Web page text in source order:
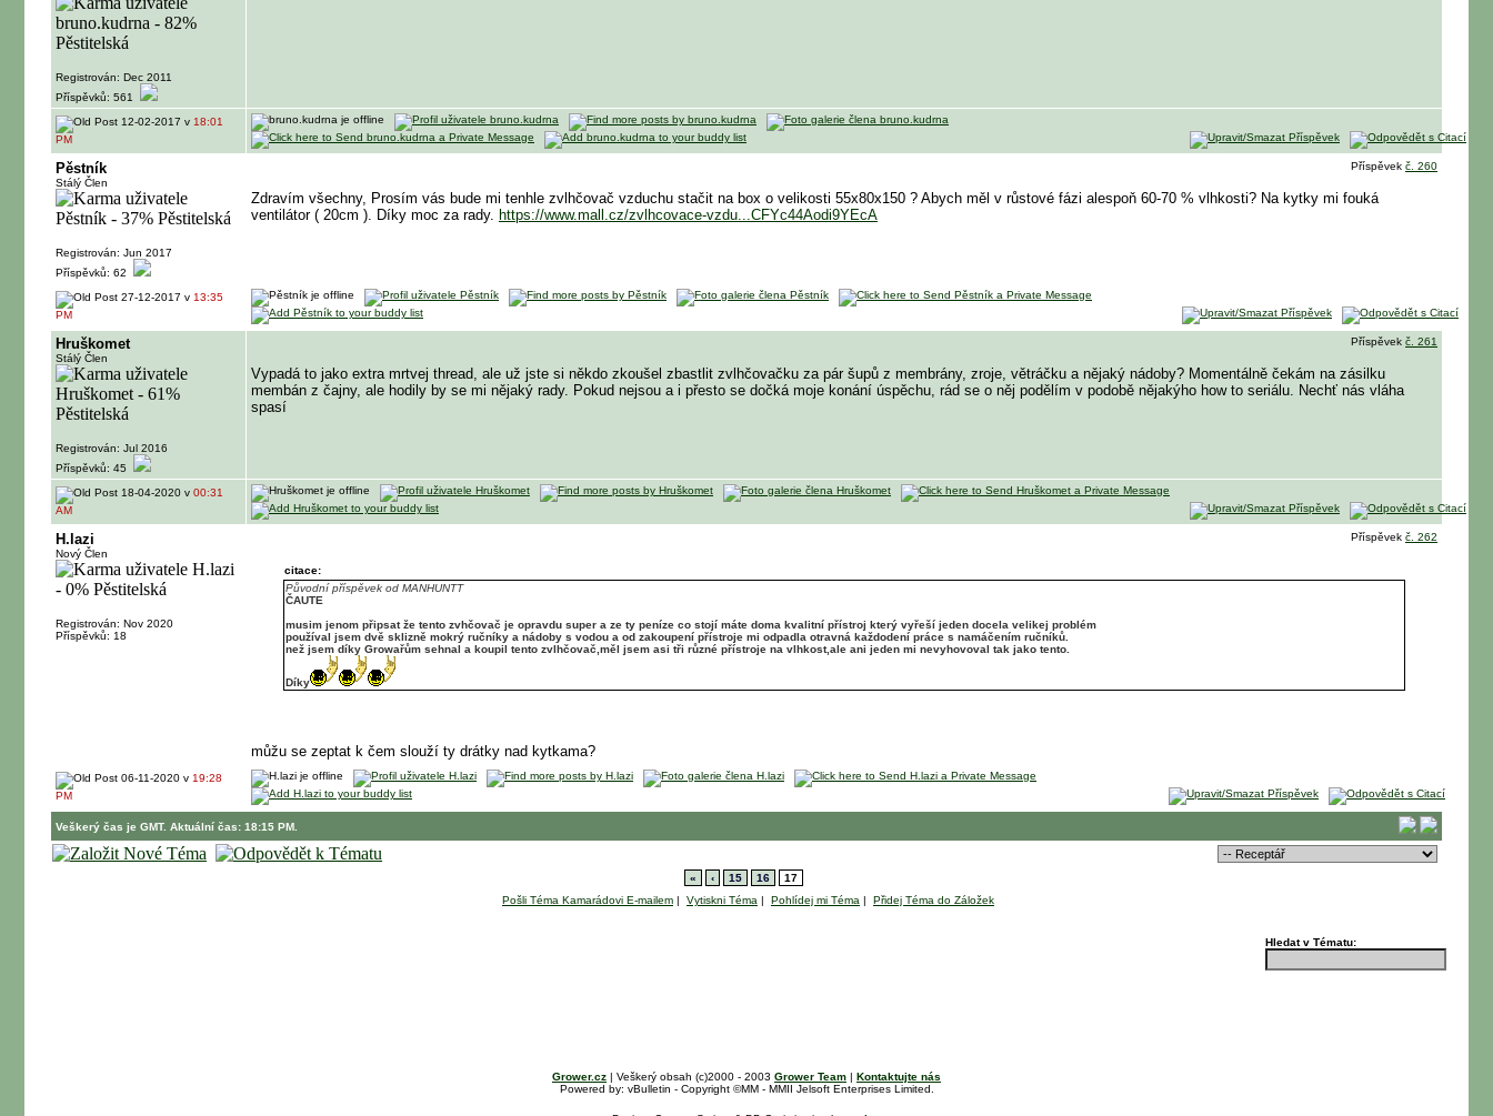
Registrován: Dec 2011
Příspěvků: 561
12-02-2017 v 18:01
PM
Pěstník
Stálý Člen
Registrován: Jun 2017
Příspěvků: 62
Příspěvek č. 260
Zdravím všechny, Prosím vás bude mi tenhle zvlhčovač vzduchu stačit na box o velikosti 55x80x150 ? Abych měl v růstové fázi alespoň 60-70 % vlhkosti? Na kytky mi fouká
ventilátor ( 20cm ). Díky moc za rady. https://www.mall.cz/zvlhcovace-vzdu...CFYc44Aodi9YEcA
27-12-2017 v 13:35
PM
Hruškomet
Stálý Člen
Registrován: Jul 2016
Příspěvků: 45
Příspěvek č. 261
Vypadá to jako extra mrtvej thread, ale už jste si někdo zkoušel zbastlit zvlhčovačku za pár šupů z membrány, zroje, větráčku a nějaký nádoby? Momentálně čekám na zásilku
membán z čajny, ale hodily by se mi nějaký rady. Pokud nejsou a i přesto se dočká moje konání úspěchu, rád se o něj podělím v podobě nějakýho how to seriálu. Nechť nás vláha
spasí
18-04-2020 v 00:31
AM
H.lazi
Nový Člen
Registrován: Nov 2020
Příspěvků: 18
Příspěvek č. 262
citace:
Původní příspěvek od MANHUNTT
ČAUTE
musim jenom připsat že tento zvhčovač je opravdu super a ze ty peníze co stojí máte doma kvalitní přístroj který vyřeší jeden docela velikej problém
používal jsem dvě sklizně mokrý ručníky a nádoby s vodou a od zakoupení přístroje mi odpadla otravná každodení práce s namáčením ručníků.
než jsem díky Growařům sehnal a koupil tento zvlhčovač,měl jsem asi tři různé přístroje na vlhkost,ale ani jeden mi nevyhovoval tak jako tento.
Díky
můžu se zeptat k čem slouží ty drátky nad kytkama?
06-11-2020 v 19:28
PM
Veškerý čas je GMT. Aktuální čas: 18:15 PM.
« ‹ 15 16
17
Pošli Téma Kamarádovi E-mailem | Vytiskni Téma | Pohlídej mi Téma | Přidej Téma do Záložek
Hledat v Tématu:
Grower.cz | Veškerý obsah (c)2000 - 2003 Grower Team | Kontaktujte nás
Powered by: vBulletin - Copyright ©MM - MMII Jelsoft Enterprises Limited.